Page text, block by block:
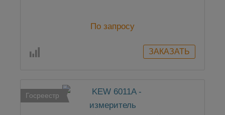
По запросу
Госреестр